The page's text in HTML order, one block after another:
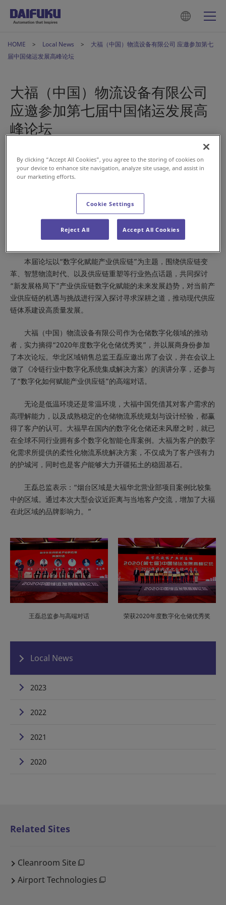
HOME Local News
大福（中国）物流设备有限公司 应邀参加第七
届中国储运发展高峰论坛
大福（中国）物流设备有限公司
应邀参加第七届中国储运发展高
峰论坛
2020年12月8日
2020年11月26-27日，由中国物资储运协会主办的“2020（第
七届）中国储运发展高峰论坛”在山东烟台成功举办。相关政府、
企业家以及行业专家、媒体记者近300人齐聚本届高峰论坛。
本届论坛以“数字化赋能产业供应链”为主题，围绕供应链变
革、智慧物流时代、以及供应链重塑等行业热点话题，共同探讨
“新发展格局下”产业供应链数字化赋能的未来发展趋势，对当前产
业供应链的机遇与挑战进行深入探讨寻求深耕之道，推动现代供应
链体系建设高质量发展。
大福（中国）物流设备有限公司作为仓储数字化领域的推动
者，实力摘得“2020年度数字化仓储优秀奖”，并以展商身份参加
了本次论坛。华北区域销售总监王磊应邀出席了会议，并在会议上
做了《冷链行业中数字化系统集成解决方案》的演讲分享，还参与
了“数字化如何赋能产业供应链”的高端对话。
无论是低温环境还是常温环境，大福中国凭借其对客户需求的
高理解能力，以及成熟稳定的仓储物流系统规划与设计经验，都赢
得了客户的认可。大福早在国内的数字化仓储还未风靡之时，就已
在全球不同行业拥有多个数字化智能仓库案例。大福为客户的数字
化需求所提供的柔性化物流系统解决方案，不仅成为了客户强有力
的护城河，同时也是客户能够大力开疆拓土的稳固基石。
王磊总监表示：“烟台区域是大福华北营业部项目案例比较集
中的区域。通过本次大型会议近距离与当地客户交流，增加了大福
在此区域的品牌影响力。”
王磊总监参与高端对话 荣获2020年度数字化仓储优秀奖
Local News
2023
2022
2021
2020
Related Sites
Cleanroom Site
Airport Technologies
By clicking “Accept All Cookies”, you agree to the storing of cookies on
your device to enhance site navigation, analyze site usage, and assist in
our marketing efforts.
Cookie Settings
Reject All Accept All Cookies